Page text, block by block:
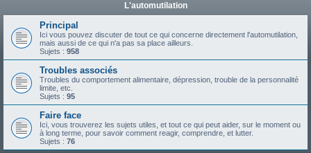
L'automutilation
Principal
Ici vous pouvez discuter de tout ce qui concerne directement l'automutilation,
mais aussi de ce qui n'a pas sa place ailleurs.
Sujets : 958
Troubles associés
Troubles du comportement alimentaire, dépression, trouble de la personnalité
limite, etc.
Sujets : 95
Faire face
Ici, vous trouverez les sujets utiles, et tout ce qui peut aider, sur le moment ou
à long terme, pour savoir comment reagir, comprendre, et lutter.
Sujets : 76